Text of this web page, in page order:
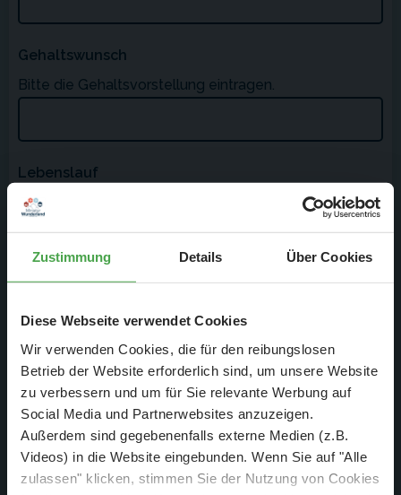
Zustimmung Details Über Cookies
Diese Webseite verwendet Cookies
Wir verwenden Cookies, die für den reibungslosen
Betrieb der Website erforderlich sind, um unsere Website
zu verbessern und um für Sie relevante Werbung auf
Social Media und Partnerwebsites anzuzeigen.
Außerdem sind gegebenenfalls externe Medien (z.B.
Videos) in die Website eingebunden. Wenn Sie auf "Alle
zulassen" klicken, stimmen Sie der Nutzung von Cookies
Gehaltswunsch
Bitte die Gehaltsvorstellung eintragen.
Lebenslauf
PDF, max. 2 MB
Nachname
E-Mail